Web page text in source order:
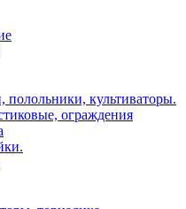
культиваторы.
ограждения